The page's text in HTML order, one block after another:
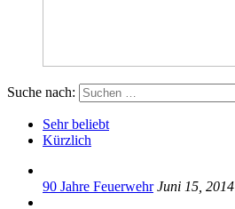
Suche nach:
Sehr beliebt
Kürzlich
90 Jahre Feuerwehr Juni 15, 2014